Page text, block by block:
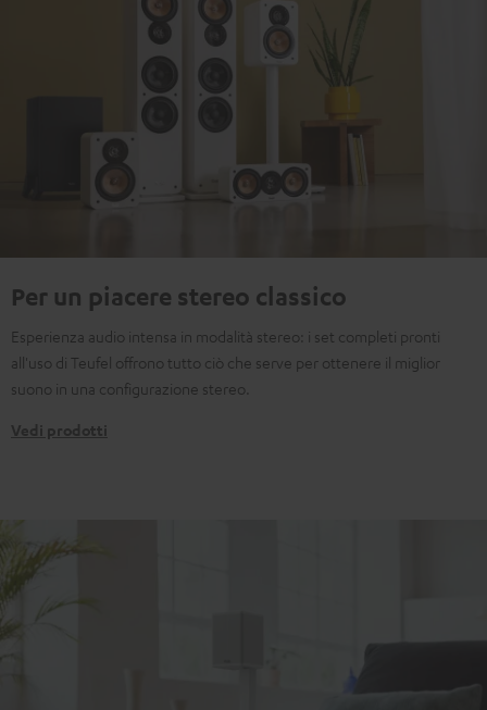
Per un piacere stereo classico
Esperienza audio intensa in modalità stereo: i set completi pronti
all'uso di Teufel offrono tutto ciò che serve per ottenere il miglior
suono in una configurazione stereo.
Vedi prodotti